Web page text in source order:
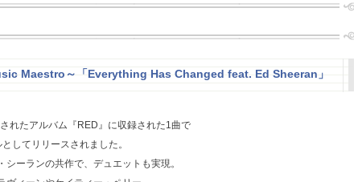
Maestro～「Everything Has Changed feat. Ed Sheeran」
れたアルバム『RED』に収録された1曲で
してリリースされました。
ーランの共作で、デュエットも実現。